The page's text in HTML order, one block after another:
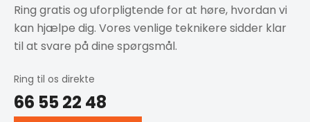
Ring gratis og uforpligtende for at høre, hvordan vi
kan hjælpe dig. Vores venlige teknikere sidder klar
til at svare på dine spørgsmål.
Ring til os direkte
66 55 22 48